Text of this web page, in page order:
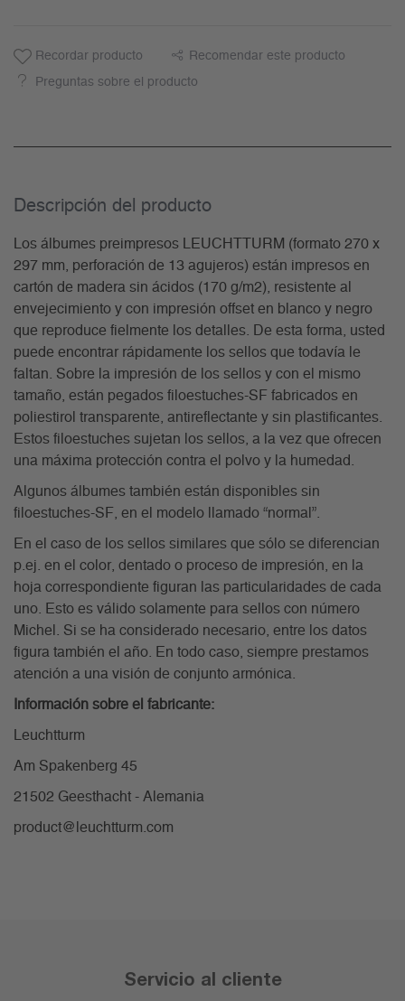
Recordar producto Recomendar este producto
Preguntas sobre el producto
Descripción del producto
Los álbumes preimpresos LEUCHTTURM (formato 270 x
297 mm, perforación de 13 agujeros) están impresos en
cartón de madera sin ácidos (170 g/m2), resistente al
envejecimiento y con impresión offset en blanco y negro
que reproduce fielmente los detalles. De esta forma, usted
puede encontrar rápidamente los sellos que todavía le
faltan. Sobre la impresión de los sellos y con el mismo
tamaño, están pegados filoestuches-SF fabricados en
poliestirol transparente, antireflectante y sin plastificantes.
Estos filoestuches sujetan los sellos, a la vez que ofrecen
una máxima protección contra el polvo y la humedad.
Algunos álbumes también están disponibles sin
filoestuches-SF, en el modelo llamado “normal”.
En el caso de los sellos similares que sólo se diferencian
p.ej. en el color, dentado o proceso de impresión, en la
hoja correspondiente figuran las particularidades de cada
uno. Esto es válido solamente para sellos con número
Michel. Si se ha considerado necesario, entre los datos
figura también el año. En todo caso, siempre prestamos
atención a una visión de conjunto armónica.
Información sobre el fabricante:
Leuchtturm
Am Spakenberg 45
21502 Geesthacht - Alemania
product@leuchtturm.com
Servicio al cliente